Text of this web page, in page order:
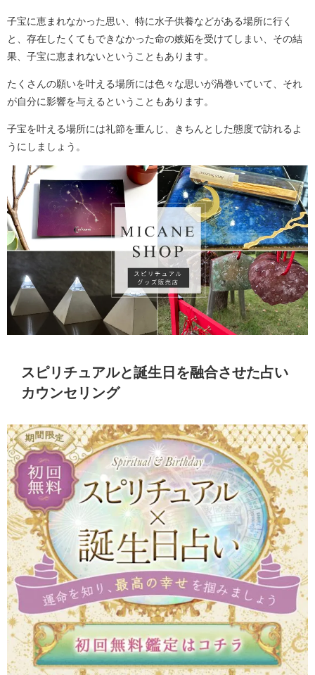
子宝に恵まれなかった思い、特に水子供養などがある場所に行く
と、存在したくてもできなかった命の嫉妬を受けてしまい、その結
果、子宝に恵まれないということもあります。
たくさんの願いを叶える場所には色々な思いが渦巻いていて、それ
が自分に影響を与えるということもあります。
子宝を叶える場所には礼節を重んじ、きちんとした態度で訪れるよ
うにしましょう。
スピリチュアルと誕生日を融合させた占い
カウンセリング